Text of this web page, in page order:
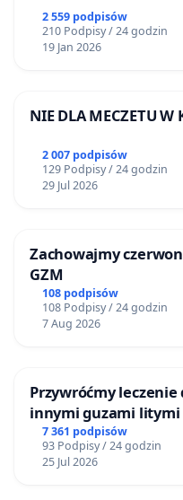
2 559 podpisów
210 Podpisy / 24 godzin
19 Jan 2026
NIE DLA MECZETU W
2 007 podpisów
129 Podpisy / 24 godzin
29 Jul 2026
Zachowajmy
GZM
108 podpisów
108 Podpisy / 24 godzin
7 Aug 2026
Przywróćmy
innymi guzami litymi
Centrum Zdrowia
7 361 podpisów
93 Podpisy / 24 godzin
25 Jul 2026